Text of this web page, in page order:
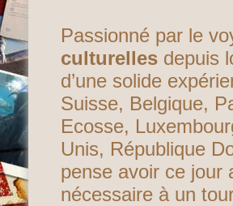
Passionné par le
culturelles depuis
d’une solide
Suisse, Belgique,
Ecosse,
Unis, République
pense avoir ce jour
nécessaire à un